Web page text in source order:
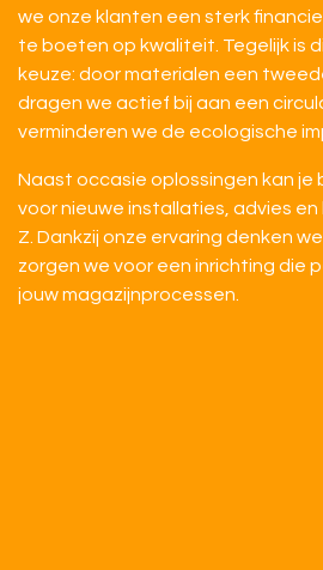
we onze klanten een sterk
te boeten op kwaliteit. Tegelijk is
keuze: door materialen een
dragen we actief bij aan een
verminderen we de ecologische
Naast occasie oplossingen kan je
voor nieuwe installaties, advies
Z. Dankzij onze ervaring denken
zorgen we voor een inrichting die
jouw magazijnprocessen.